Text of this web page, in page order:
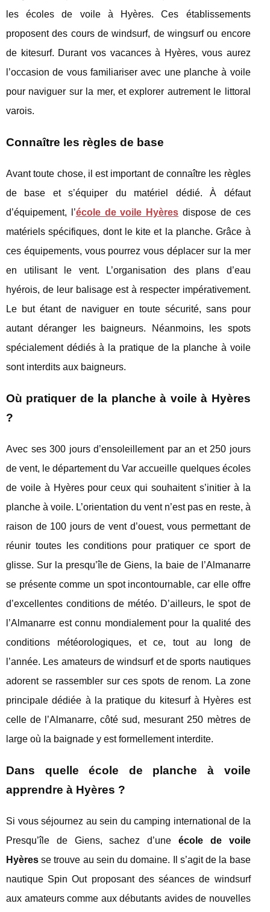
les écoles de voile à Hyères. Ces établissements
proposent des cours de windsurf, de wingsurf ou encore
de kitesurf. Durant vos vacances à Hyères, vous aurez
l’occasion de vous familiariser avec une planche à voile
pour naviguer sur la mer, et explorer autrement le littoral
varois.
Connaître les règles de base
Avant toute chose, il est important de connaître les règles
de base et s’équiper du matériel dédié. À défaut
d’équipement, l’école de voile Hyères dispose de ces
matériels spécifiques, dont le kite et la planche. Grâce à
ces équipements, vous pourrez vous déplacer sur la mer
en utilisant le vent. L’organisation des plans d’eau
hyérois, de leur balisage est à respecter impérativement.
Le but étant de naviguer en toute sécurité, sans pour
autant déranger les baigneurs. Néanmoins, les spots
spécialement dédiés à la pratique de la planche à voile
sont interdits aux baigneurs.
Où pratiquer de la planche à voile à Hyères
?
Avec ses 300 jours d’ensoleillement par an et 250 jours
de vent, le département du Var accueille quelques écoles
de voile à Hyères pour ceux qui souhaitent s’initier à la
planche à voile. L’orientation du vent n’est pas en reste, à
raison de 100 jours de vent d’ouest, vous permettant de
réunir toutes les conditions pour pratiquer ce sport de
glisse. Sur la presqu’île de Giens, la baie de l’Almanarre
se présente comme un spot incontournable, car elle offre
d’excellentes conditions de météo. D’ailleurs, le spot de
l’Almanarre est connu mondialement pour la qualité des
conditions météorologiques, et ce, tout au long de
l’année. Les amateurs de windsurf et de sports nautiques
adorent se rassembler sur ces spots de renom. La zone
principale dédiée à la pratique du kitesurf à Hyères est
celle de l’Almanarre, côté sud, mesurant 250 mètres de
large où la baignade y est formellement interdite.
Dans quelle école de planche à voile
apprendre à Hyères ?
Si vous séjournez au sein du camping international de la
Presqu’île de Giens, sachez d’une école de voile
Hyères se trouve au sein du domaine. Il s’agit de la base
nautique Spin Out proposant des séances de windsurf
aux amateurs comme aux débutants avides de nouvelles